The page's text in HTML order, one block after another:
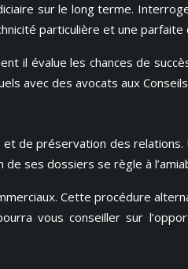
sur le long terme.
particulière et une
il évalue les chances de
avec des avocats aux
de préservation des
ses dossiers se règle à
Cette procédure
vous conseiller sur